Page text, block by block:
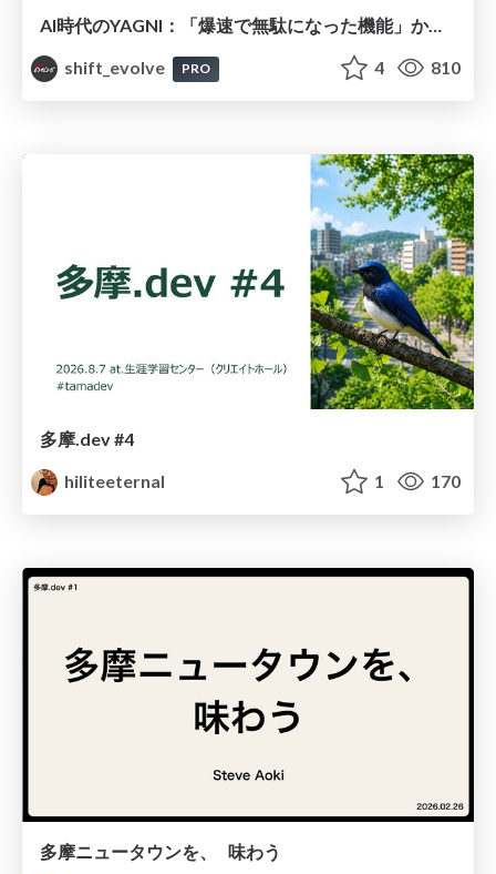
AI時代のYAGNI：「爆速で無駄になった機能」からの学び / 20260720 Naoki Takahashi
shift_evolve
PRO 4 810
多摩.dev #4
hiliteeternal
1 170
多摩ニュータウンを、 味わう